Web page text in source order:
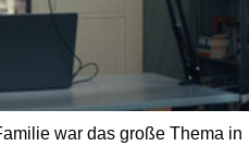
war das große Thema in